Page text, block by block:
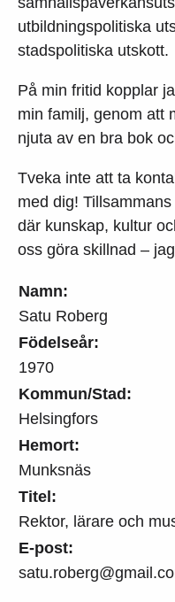
Namn:
Satu Roberg
Födelseår:
1970
Kommun/Stad:
Helsingfors
Hemort:
Munksnäs
Titel:
Rektor, lärare och
E-post:
utbildningspolitiska
stadspolitiska utskott.
På min fritid kopplar
min familj, genom att
njuta av en bra bok
Tveka inte att ta
med dig!
där kunskap, kultur
oss göra skillnad –